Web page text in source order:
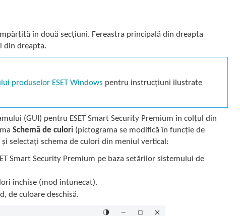
în două secțiuni. Fereastra principală din dreapta
din dreapta.
produselor ESET Windows pentru instrucțiuni ilustrate
(GUI) pentru ESET Smart Security Premium în colțul din
Schemă de culori (pictograma se modifică în funcție de
și selectați schema de culori din meniul vertical:
Smart Security Premium pe baza setărilor sistemului de
închise (mod întunecat).
de culoare deschisă.